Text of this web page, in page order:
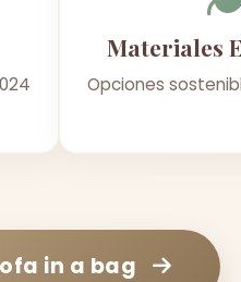
Materiales
Opciones
in a bag